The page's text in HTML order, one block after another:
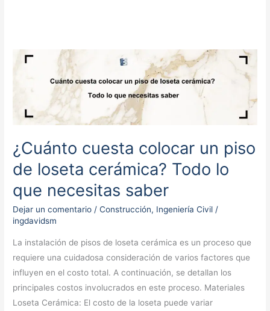
¿Cuánto cuesta colocar un piso
de loseta cerámica? Todo lo
que necesitas saber
Dejar un comentario /Construcción, Ingeniería Civil /
ingdavidsm
La instalación de pisos de loseta cerámica es un proceso que
requiere una cuidadosa consideración de varios factores que
influyen en el costo total. A continuación, se detallan los
principales costos involucrados en este proceso. Materiales
Loseta Cerámica: El costo de la loseta puede variar
¿Cuánto
piso
loseta
cerámica?
Todo
lo
que
necesitas